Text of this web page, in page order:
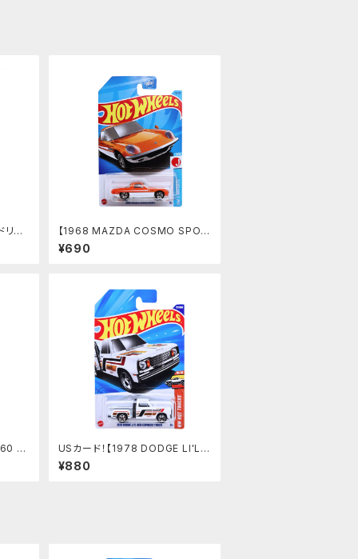
リフ
【1968 MAZDA COSMO SPOR
T】オレンジ
¥690
S
USカード！【1978 DODGE LI'L R
ED EXPRESS TRUCK】ホワイト
¥880